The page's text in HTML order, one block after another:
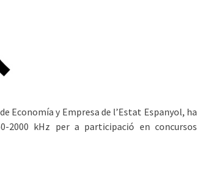
Economía y Empresa de l’Estat Espanyol, ha
2000 kHz per a participació en concursos